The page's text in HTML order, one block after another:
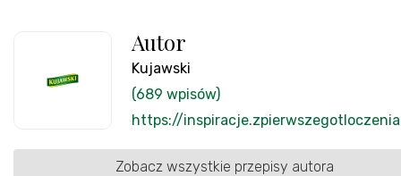
Autor
Kujawski
(689 wpisów)
https://
Zobacz wszystkie przepisy autora